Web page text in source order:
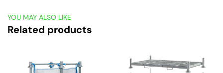
YOU MAY ALSO LIKE
Related products